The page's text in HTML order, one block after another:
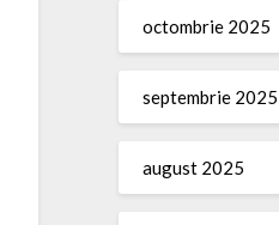
octombrie 2025
septembrie 2025
august 2025